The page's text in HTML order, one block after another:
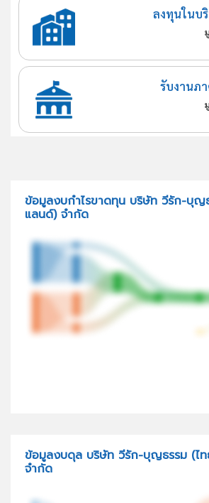
ลงทุนในบ
รับงานภา
ข้อมูลงบกำไรขาดทุน บริษัท วีรัก-บุญ
แลนด์) จำกัด
ข้อมูลงบดุล บริษัท วีรัก-บุญธรรม (ไ
จำกัด